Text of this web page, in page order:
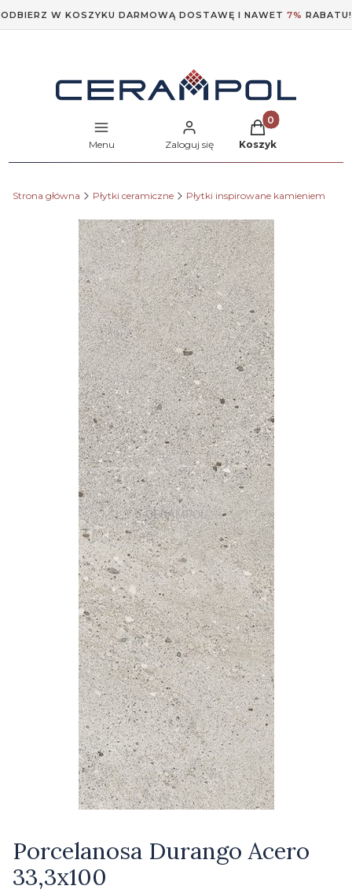
ODBIERZ W KOSZYKU DARMOWĄ DOSTAWĘ I NAWET 7% RABATU!
Menu Zaloguj się
Produkty w
Koszyk
Strona główna Płytki ceramiczne Płytki inspirowane kamieniem
Porcelanosa Durango Acero
33,3x100